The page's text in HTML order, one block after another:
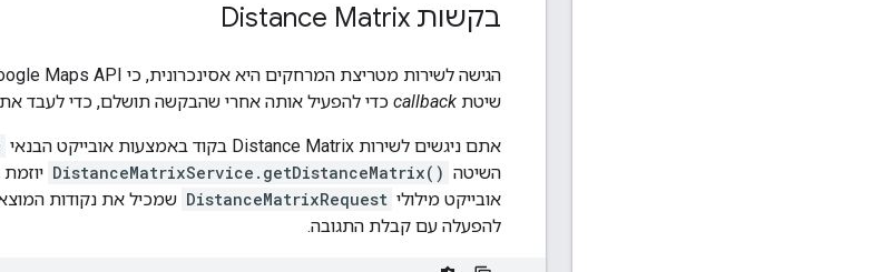
בקשות Distance Matrix
שיטת callback כדי להפעיל אותה אחרי שהבקשה תושלם, כדי לעבד
אתם ניגשים לשירות Distance Matrix בקוד באמצעות אובייקט הבנאי
השיטה DistanceMatrixService.getDistanceMatrix()
אובייקט מילולי DistanceMatrixRequest שמכיל את נקודות
להפעלה עם קבלת התגובה.